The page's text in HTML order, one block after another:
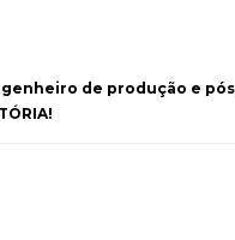
de produção e